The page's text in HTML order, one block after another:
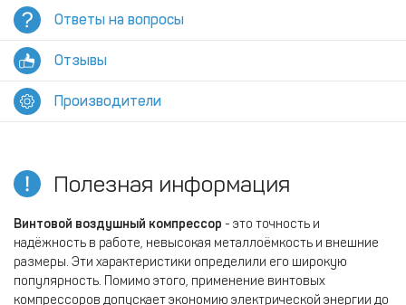
Ответы на вопросы
Отзывы
Производители
Полезная информация
Винтовой воздушный компрессор - это точность и
надёжность в работе, невысокая металлоёмкость и внешние
размеры. Эти характеристики определили его широкую
популярность. Помимо этого, применение винтовых
компрессоров допускает экономию электрической энергии до